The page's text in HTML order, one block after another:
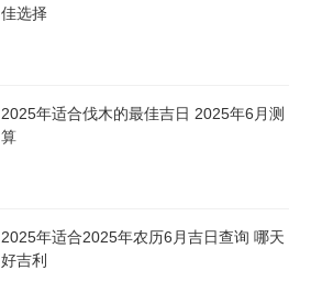
佳选择
2025年适合伐木的最佳吉日 2025年6月测
算
2025年适合2025年农历6月吉日查询 哪天
好吉利